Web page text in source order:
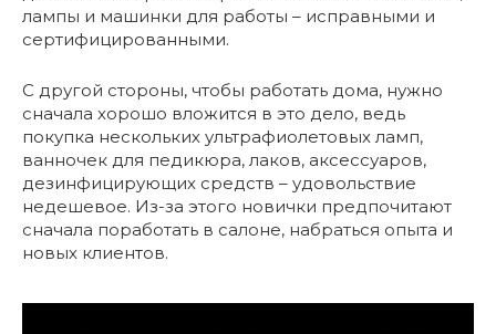
лампы и машинки для работы – исправными и
сертифицированными.
С другой стороны, чтобы работать дома, нужно
сначала хорошо вложится в это дело, ведь
покупка нескольких ультрафиолетовых ламп,
ванночек для педикюра, лаков, аксессуаров,
дезинфицирующих средств – удовольствие
недешевое. Из-за этого новички предпочитают
сначала поработать в салоне, набраться опыта и
новых клиентов.